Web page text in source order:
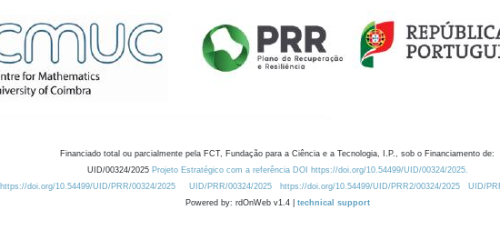
Financiado total ou parcialmente pela FCT, Fundação para a Ciência e a Tecnologia, I.P., sob o Financiamento de:
UID/00324/2025 Projeto Estratégico com a referência DOI https://doi.org/10.54499/UID/00324/2025.
https://doi.org/10.54499/UID/PRR/00324/2025
UID/PRR/00324/2025 https://doi.org/10.54499/UID/PRR2/00324/2025
UID/
Powered by: rdOnWeb v1.4 | technical support